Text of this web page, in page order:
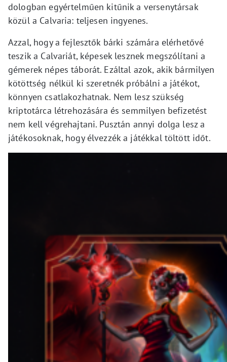
dologban egyértelműen kitűnik a versenytársak
közül a Calvaria: teljesen ingyenes.
Azzal, hogy a fejlesztők bárki számára elérhetővé
teszik a Calvariát, képesek lesznek megszólítani a
gémerek népes táborát. Ezáltal azok, akik bármilyen
kötöttség nélkül ki szeretnék próbálni a játékot,
könnyen csatlakozhatnak. Nem lesz szükség
kriptotárca létrehozására és semmilyen befizetést
nem kell végrehajtani. Pusztán annyi dolga lesz a
játékosoknak, hogy élvezzék a játékkal töltött időt.